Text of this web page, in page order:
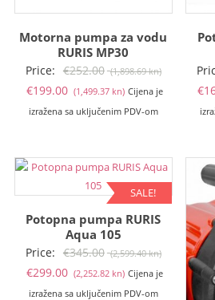
Motorna pumpa za vodu
RURIS MP30
Price: €252.00 (1,898.69 kn)Izvorna
cijena
(1,898.69
€199.00 (1,499.37 kn)Trenutna
cijena
(1,499.37
kn).
Cijena je
izražena sa uključenim PDV-om
€
SALE!
Potopna pumpa RURIS
Aqua 105
Price: €345.00 (2,599.40 kn)Izvorna
cijena
€299.00 (2,252.82 kn)Trenutna
cijena
Cijena je
izražena sa uključenim PDV-om